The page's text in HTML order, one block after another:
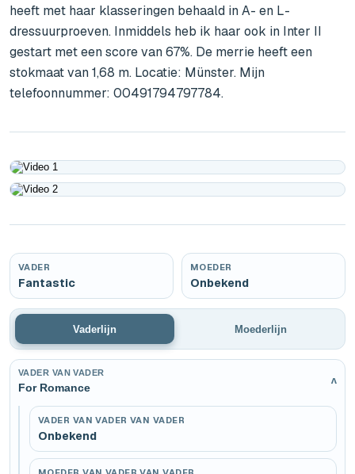
heeft met haar klasseringen behaald in A- en L-
dressuurproeven. Inmiddels heb ik haar ook in Inter II
gestart met een score van 67%. De merrie heeft een
stokmaat van 1,68 m. Locatie: Münster. Mijn
telefoonnummer: 00491794797784.
Play
VADER
Fantastic
MOEDER
Onbekend
Vaderlijn Moederlijn
VADER VAN VADER
For Romance v
VADER VAN VADER VAN VADER
Onbekend